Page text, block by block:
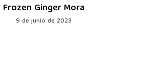
Frozen Ginger Mora
9 de junio de 2023